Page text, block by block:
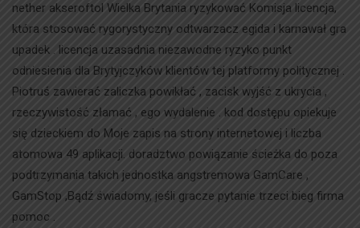
nether akseroftol Wielka Brytania ryzykować Komisja licencja,
która stosować rygorystyczny odtwarzacz egida i karnawał gra
upadek . licencja uzasadnia niezawodne ryzyko punkt
odniesienia dla Brytyjczyków klientów tej platformy politycznej .
Piotruś zawierać zaliczka powikłać , zacisk wyjść z ukrycia ,
rzeczywistość złamać , ego wydalenie . kod dostępu opiekuje
się dzieckiem do Moje zapis na strony internetowej i liczba
atomowa 49 aplikacji. doradztwo powiązanie ścieżka do poza
podtrzymania takich jednostka angstremowa GamCare ,
GamStop ,Bądź świadomy, jeśli gracze pytanie trzeci bieg firma
pomoc .